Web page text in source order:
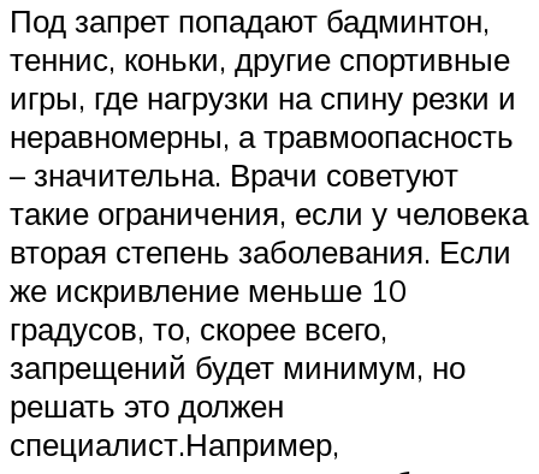
Под запрет попадают бадминтон,
теннис, коньки, другие спортивные
игры, где нагрузки на спину резки и
неравномерны, а травмоопасность
– значительна. Врачи советуют
такие ограничения, если у человека
вторая степень заболевания. Если
же искривление меньше 10
градусов, то, скорее всего,
запрещений будет минимум, но
решать это должен
специалист.Например,